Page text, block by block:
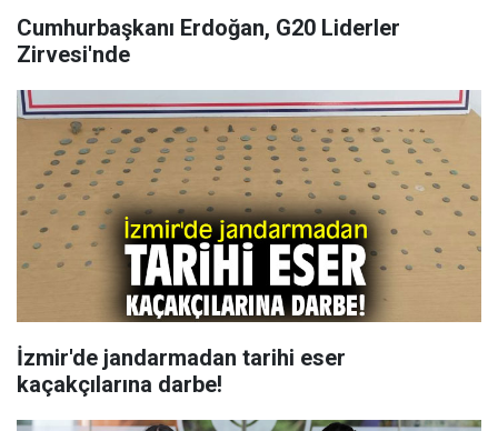
Cumhurbaşkanı Erdoğan, G20 Liderler
Zirvesi'nde
İzmir'de jandarmadan tarihi eser
kaçakçılarına darbe!